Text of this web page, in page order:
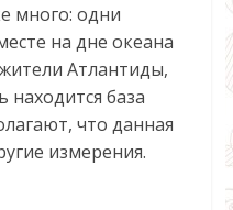
много: одни
на дне океана
Атлантиды,
находится база
что данная
измерения.